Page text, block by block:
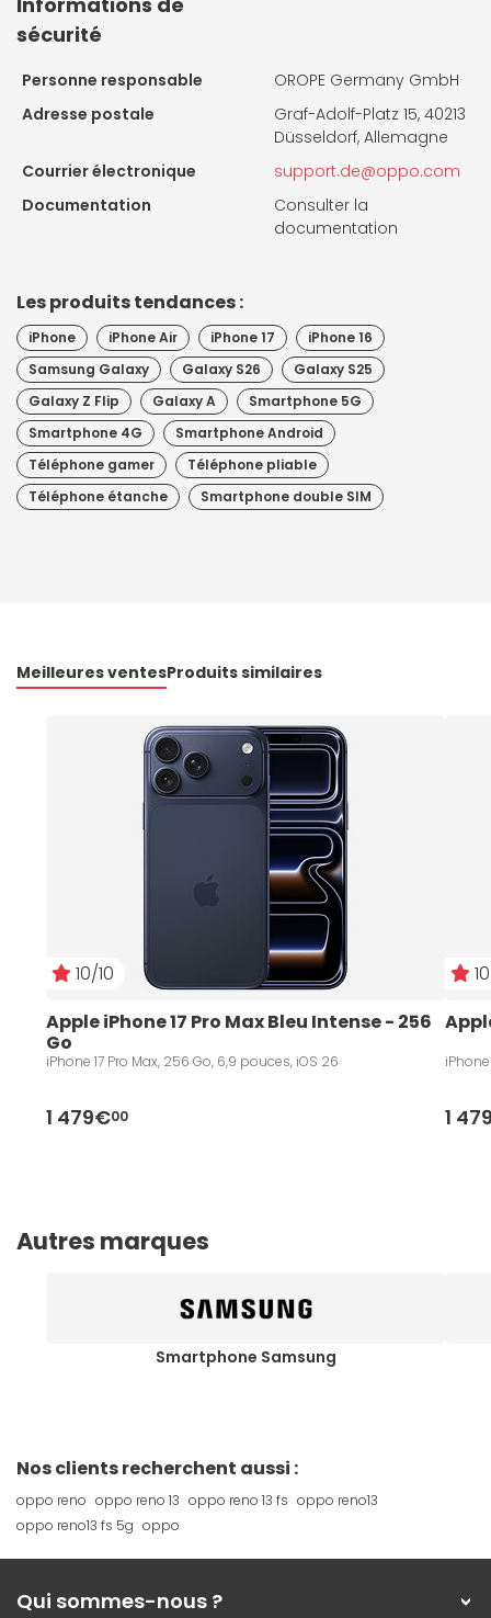
sécurité
Personne responsable
OROPE Germany GmbH
Adresse postale
Graf-Adolf-Platz 15, 40213
Düsseldorf, Allemagne
Courrier électronique
support.de@oppo.com
Documentation
Consulter la
documentation
Les produits tendances :
iPhone iPhone Air iPhone 17
iPhone 16
Samsung Galaxy
Galaxy S26
Galaxy S25
Galaxy Z Flip
Galaxy A
Smartphone 5G
Smartphone 4G
Smartphone Android
Téléphone gamer
Téléphone pliable
Téléphone étanche
Smartphone double SIM
Meilleures ventesProduits similaires
10/10
Apple iPhone 17 Pro Max Bleu Intense - 256
Go
iPhone 17 Pro Max, 256 Go, 6,9 pouces, iOS 26
1 479€00 1
Autres marques
Smartphone Samsung
Nos clients recherchent aussi :
oppo reno oppo reno 13 oppo reno 13 fs oppo reno13
oppo reno13 fs 5g oppo
Qui sommes-nous ?